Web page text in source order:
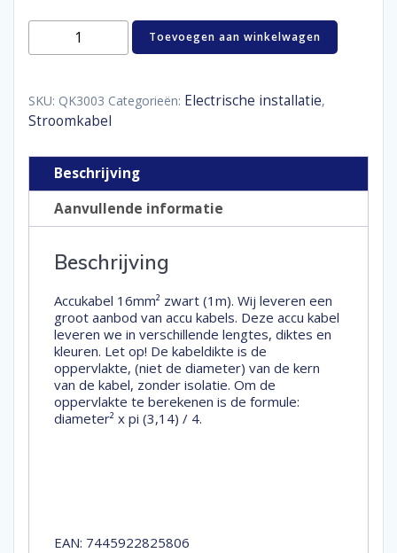
Accukabel
Zwart16
meter
aantal
Toevoegen aan winkelwagen
SKU: QK3003 Categorieën: Electrische installatie,
Stroomkabel
Beschrijving
Aanvullende informatie
Beschrijving
Accukabel 16mm² zwart (1m). Wij leveren een
groot aanbod van accu kabels. Deze accu kabel
leveren we in verschillende lengtes, diktes en
kleuren. Let op! De kabeldikte is de
oppervlakte, (niet de diameter) van de kern
van de kabel, zonder isolatie. Om de
oppervlakte te berekenen is de formule:
diameter² x pi (3,14) / 4.
EAN: 7445922825806